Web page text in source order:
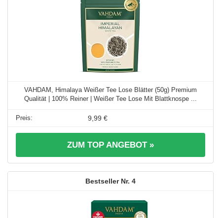
VAHDAM, Himalaya Weißer Tee Lose Blätter (50g) Premium
Qualität | 100% Reiner | Weißer Tee Lose Mit Blattknospe ...
9,99 €
ZUM TOP ANGEBOT »
4